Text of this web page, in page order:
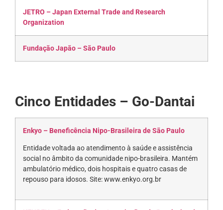
JETRO – Japan External Trade and Research
Organization
Fundação Japão – São Paulo
Cinco Entidades – Go-Dantai
Enkyo – Beneficência Nipo-Brasileira de São Paulo
Entidade voltada ao atendimento à saúde e assistência
social no âmbito da comunidade nipo-brasileira. Mantém
ambulatório médico, dois hospitais e quatro casas de
repouso para idosos. Site: www.enkyo.org.br